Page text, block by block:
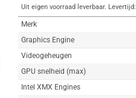
Uit eigen voorraad leverbaar. Levertijd:
Merk
Graphics Engine
Videogeheugen
GPU snelheid (max)
Intel XMX Engines